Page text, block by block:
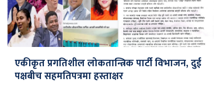
एकीकृत प्रगतिशील लोकतान्त्रिक पार्टी विभाजन, दुई
पक्षबीच सहमतिपत्रमा हस्ताक्षर